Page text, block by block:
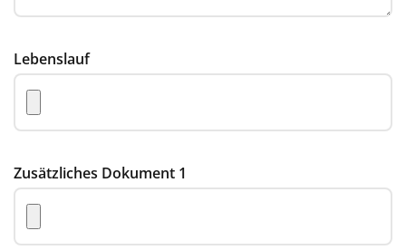
Lebenslauf
Zusätzliches Dokument 1